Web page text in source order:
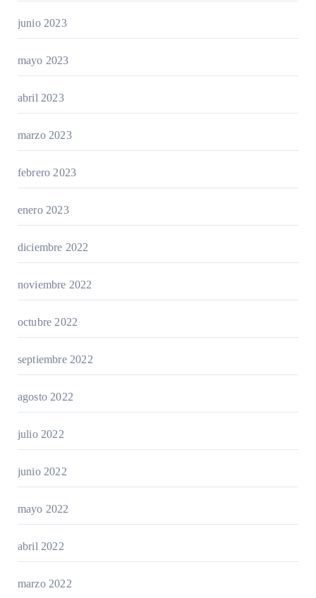
junio 2023
mayo 2023
abril 2023
marzo 2023
febrero 2023
enero 2023
diciembre 2022
noviembre 2022
octubre 2022
septiembre 2022
agosto 2022
julio 2022
junio 2022
mayo 2022
abril 2022
marzo 2022